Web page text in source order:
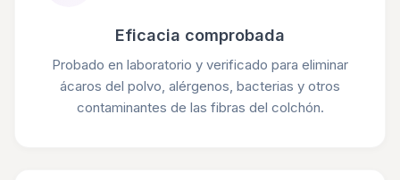
Eficacia comprobada
Probado en laboratorio y verificado para eliminar
ácaros del polvo, alérgenos, bacterias y otros
contaminantes de las fibras del colchón.